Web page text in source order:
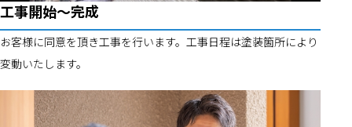
工事開始～完成
お客様に同意を頂き工事を行います。工事日程は塗装箇所により
変動いたします。